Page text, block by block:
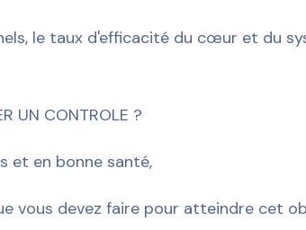
le taux d'efficacité du cœur et du
UN CONTROLE ?
et en bonne santé,
vous devez faire pour atteindre cet